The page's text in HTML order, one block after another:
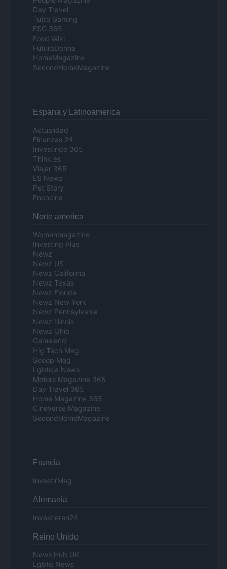
Day Travel
Tutto Gaming
ESG 365
Food Wiki
FuturoDonna
HomeMagazine
SecondHomeMagazine
Espana y Latinoamerica
Actualidad
Finanzas 24
Investindo 365
Think.es
Viajar 365
ES Newz
Pet Story
Encocina
Norte america
Womanmagazine
Investing Plus
Newz
Newz US
Newz California
Newz Texas
Newz Florida
Newz New York
Newz Pennsylvania
Newz Illinois
Newz Ohio
Gameland
Hig Tech Mag
Scoop Mag
Lgbtqia News
Motors Magazine 365
Day Travel 365
Home Magazine 365
Cineverse Magazine
SecondHomeMagazine
Francia
InvestirMag
Alemania
Investieren24
Reino Unido
News Hub UK
Lgbtq News